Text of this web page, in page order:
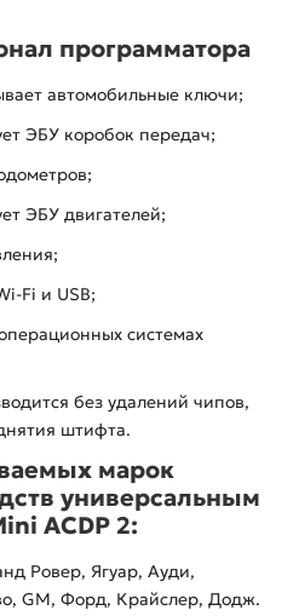
программатора
автомобильные ключи;
ЭБУ коробок передач;
ЭБУ двигателей;
-Fi и USB;
системах
без удалений чипов,
штифта.
марок
универсальным
ACDP 2:
Ровер, Ягуар, Ауди,
GM, Форд, Крайслер, Додж.